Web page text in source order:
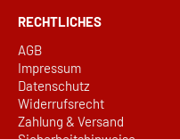
RECHTLICHES
AGB
Impressum
Datenschutz
Widerrufsrecht
Zahlung & Versand